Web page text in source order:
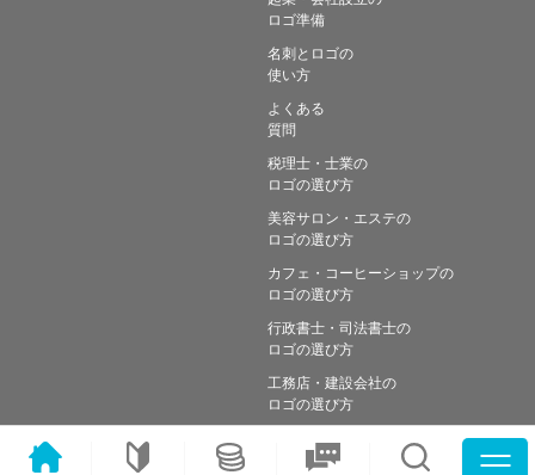
ロゴ準備
名刺とロゴの
使い方
よくある
質問
税理士・士業の
ロゴの選び方
美容サロン・エステの
ロゴの選び方
カフェ・コーヒーショップの
ロゴの選び方
行政書士・司法書士の
ロゴの選び方
工務店・建設会社の
ロゴの選び方